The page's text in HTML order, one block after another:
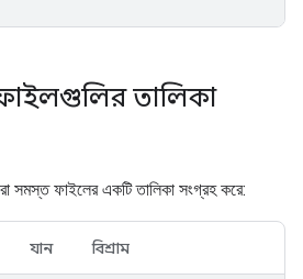
তালিকা
সমস্ত ফাইলের একটি তালিকা সংগ্রহ করে:
যান বিশ্রাম